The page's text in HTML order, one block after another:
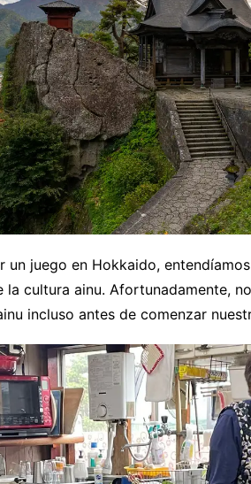
un juego en Hokkaido,
la cultura ainu. Afortunadamente,
incluso antes de comenzar